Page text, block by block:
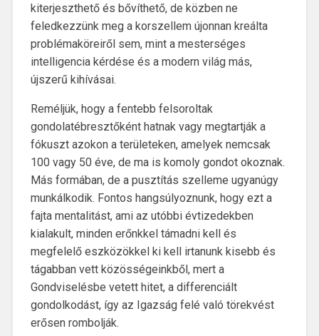
kiterjeszthető és bővíthető, de közben ne
feledkezzünk meg a korszellem újonnan kreálta
problémaköreiről sem, mint a mesterséges
intelligencia kérdése és a modern világ más,
újszerű kihívásai.
Reméljük, hogy a fentebb felsoroltak
gondolatébresztőként hatnak vagy megtartják a
fókuszt azokon a területeken, amelyek nemcsak
100 vagy 50 éve, de ma is komoly gondot okoznak.
Más formában, de a pusztítás szelleme ugyanúgy
munkálkodik. Fontos hangsúlyoznunk, hogy ezt a
fajta mentalitást, ami az utóbbi évtizedekben
kialakult, minden erőnkkel támadni kell és
megfelelő eszközökkel ki kell irtanunk kisebb és
tágabban vett közösségeinkből, mert a
Gondviselésbe vetett hitet, a differenciált
gondolkodást, így az Igazság felé való törekvést
erősen rombolják.